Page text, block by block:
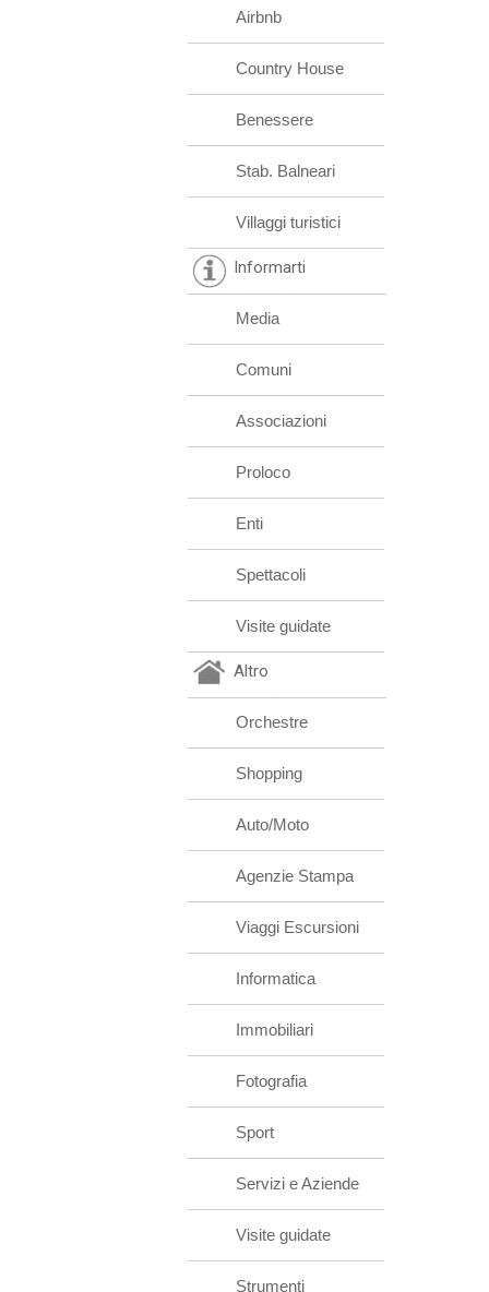
Airbnb
Country House
Benessere
Stab. Balneari
Villaggi turistici
Informarti
Media
Comuni
Associazioni
Proloco
Enti
Spettacoli
Visite guidate
Altro
Orchestre
Shopping
Auto/Moto
Agenzie Stampa
Viaggi Escursioni
Informatica
Immobiliari
Fotografia
Sport
Servizi e Aziende
Visite guidate
Strumenti